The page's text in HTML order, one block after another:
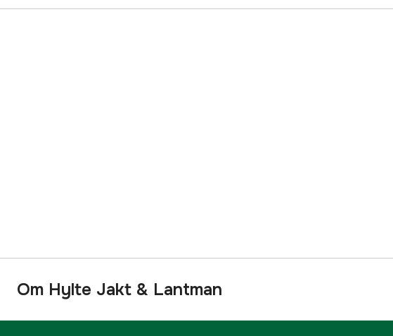
Om Hylte Jakt & Lantman